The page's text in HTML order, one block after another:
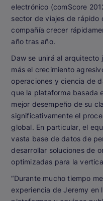
electrónico (comScore
sector de viajes de rápido
compañía crecer
año tras año.
Daw se unirá al arquitecto
más el crecimiento
operaciones y ciencia de
que la plataforma basada
mejor desempeño de su
significativamente el
global. En particular, el
vasta base de datos de
desarrollar soluciones de
optimizadas para la
“Durante mucho tiempo
experiencia de Jeremy en